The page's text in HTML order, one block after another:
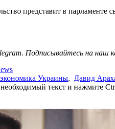
представит в парламенте
Подписывайтесь на наш
экономика Украины, Давид
текст и нажмите